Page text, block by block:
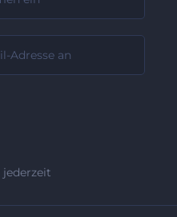
jederzeit